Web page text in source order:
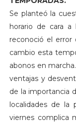
Se planteó la
horario de cara a
reconoció el error
cambio esta
abonos en
ventajas y
de la importancia
localidades de la
viernes complica